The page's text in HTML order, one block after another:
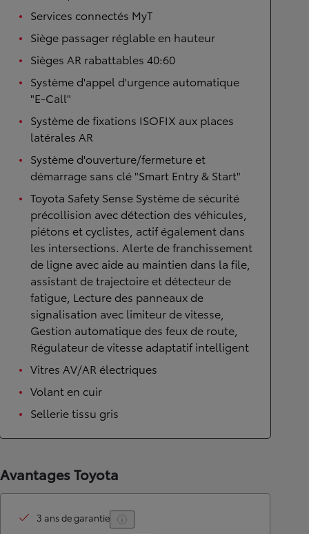
Services connectés MyT
Siège passager réglable en hauteur
Sièges AR rabattables 40:60
Système d'appel d'urgence automatique
"E-Call"
Système de fixations ISOFIX aux places
latérales AR
Système d'ouverture/fermeture et
démarrage sans clé "Smart Entry & Start"
Toyota Safety Sense Système de sécurité
précollision avec détection des véhicules,
piétons et cyclistes, actif également dans
les intersections. Alerte de franchissement
de ligne avec aide au maintien dans la file,
assistant de trajectoire et détecteur de
fatigue, Lecture des panneaux de
signalisation avec limiteur de vitesse,
Gestion automatique des feux de route,
Régulateur de vitesse adaptatif intelligent
Vitres AV/AR électriques
Volant en cuir
Sellerie tissu gris
Avantages Toyota
3 ans de garantie